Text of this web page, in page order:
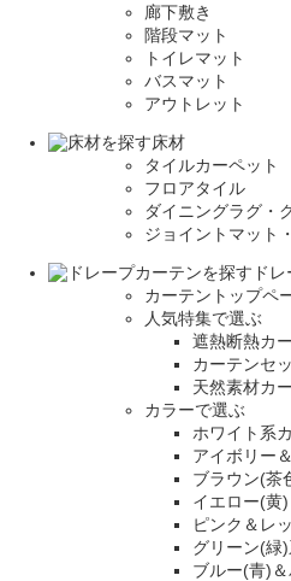
廊下敷き
階段マット
トイレマット
バスマット
アウトレット
床材
タイルカーペット
フロアタイル
ダイニングラグ・
ジョイントマット
ド
カーテントップペ
人気特集で選ぶ
遮熱断熱カ
カーテンセ
天然素材カ
カラーで選ぶ
ホワイト系
アイボリー
ブラウン(茶
イエロー(黄
ピンク＆レ
グリーン(緑
ブルー(青)